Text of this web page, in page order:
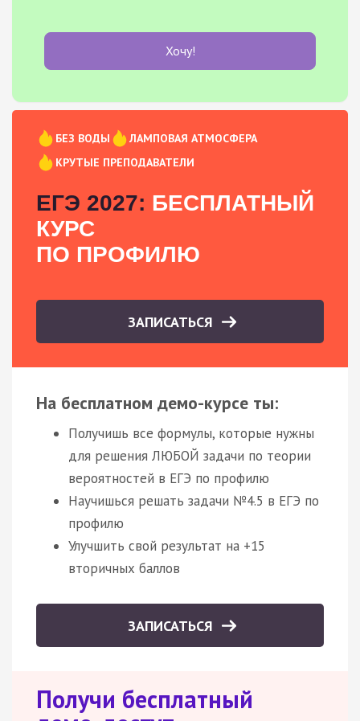
Хочу!
БЕЗ ВОДЫ
ЛАМПОВАЯ АТМОСФЕРА
КРУТЫЕ ПРЕПОДАВАТЕЛИ
ЕГЭ 2027: БЕСПЛАТНЫЙ
КУРС
ПО ПРОФИЛЮ
ЗАПИСАТЬСЯ
На бесплатном демо-курсе ты:
Получишь все формулы, которые нужны
для решения ЛЮБОЙ задачи по теории
вероятностей в ЕГЭ по профилю
Научишься решать задачи №4.5 в ЕГЭ по
профилю
Улучшить свой результат на +15
вторичных баллов
ЗАПИСАТЬСЯ
Получи бесплатный